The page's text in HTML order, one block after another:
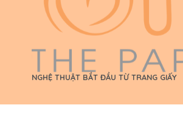
NGHỆ THUẬT BẮT ĐẦU TỪ TRANG GIẤY